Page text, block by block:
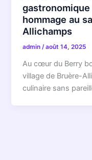
hommage au
Allichamps
admin/août 14, 2025
Au cœur du Berry
village de Bruère-
culinaire sans